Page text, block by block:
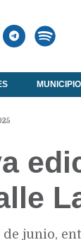
de junio,